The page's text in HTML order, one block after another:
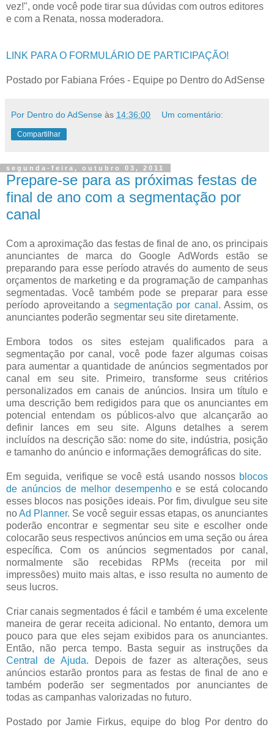
vez!", onde você pode tirar sua dúvidas com outros editores
e com a Renata, nossa moderadora.
LINK PARA O FORMULÁRIO DE PARTICIPAÇÃO!
Postado por Fabiana Fróes - Equipe po Dentro do AdSense
Por Dentro do AdSense às 14:36:00 Um comentário:
Compartilhar
segunda-feira, outubro 03, 2011
Prepare-se para as próximas festas de
final de ano com a segmentação por
canal
Com a aproximação das festas de final de ano, os principais
anunciantes de marca do Google AdWords estão se
preparando para esse período através do aumento de seus
orçamentos de marketing e da programação de campanhas
segmentadas. Você também pode se preparar para esse
período aproveitando a segmentação por canal . Assim, os
anunciantes poderão segmentar seu site diretamente.
Embora todos os sites estejam qualificados para a
segmentação por canal, você pode fazer algumas coisas
para aumentar a quantidade de anúncios segmentados por
canal em seu site. Primeiro, transforme seus critérios
personalizados em canais de anúncios. Insira um título e
uma descrição bem redigidos para que os anunciantes em
potencial entendam os públicos-alvo que alcançarão ao
definir lances em seu site. Alguns detalhes a serem
incluídos na descrição são: nome do site, indústria, posição
e tamanho do anúncio e informaçães demográficas do site.
Em seguida, verifique se você está usando nossos blocos
de anúncios de melhor desempenhoe se está colocando
esses blocos nas posições ideais. Por fim, divulgue seu site
noAd Planner. Se você seguir essas etapas, os anunciantes
poderão encontrar e segmentar seu site e escolher onde
colocarão seus respectivos anúncios em uma seção ou área
específica. Com os anúncios segmentados por canal,
normalmente são recebidas RPMs (receita por mil
impressões) muito mais altas, e isso resulta no aumento de
seus lucros.
Criar canais segmentados é fácil e também é uma excelente
maneira de gerar receita adicional. No entanto, demora um
pouco para que eles sejam exibidos para os anunciantes.
Então, não perca tempo. Basta seguir as instruções da
Central de Ajuda. Depois de fazer as alterações, seus
anúncios estarão prontos para as festas de final de ano e
também poderão ser segmentados por anunciantes de
todas as campanhas valorizadas no futuro.
Postado por Jamie Firkus, equipe do blog Por dentro do